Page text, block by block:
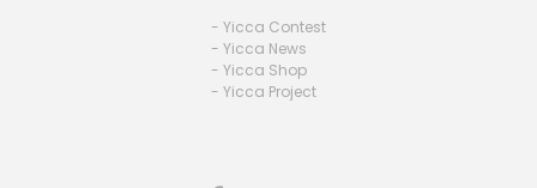
- Yicca Contest
- Yicca News
- Yicca Shop
- Yicca Project